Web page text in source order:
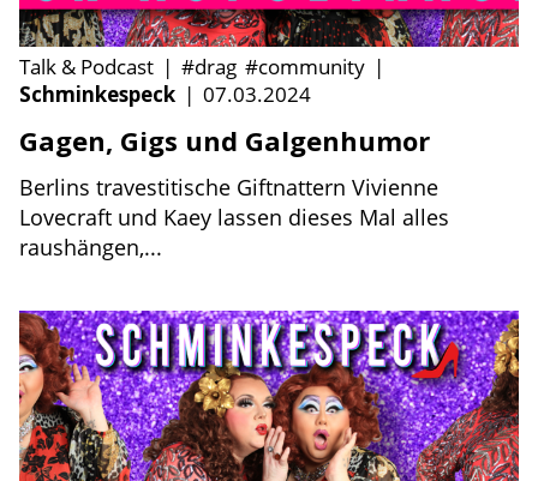
Talk & Podcast | #drag #community |
Schminkespeck | 07.03.2024
Gagen, Gigs und Galgenhumor
Berlins travestitische Giftnattern Vivienne
Lovecraft und Kaey lassen dieses Mal alles
raushängen,...